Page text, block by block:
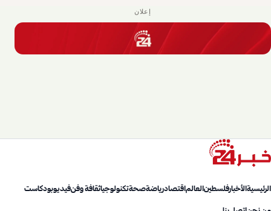
إعلان
الرئيسيةالأخبارفلسطينالعالماقتصادرياضةصحةتكنولوجياثقافة وفنفيديوبودكاست